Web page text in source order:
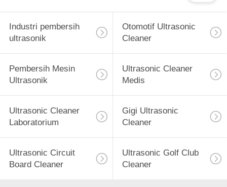
Industri pembersih
ultrasonik
Otomotif Ultrasonic
Cleaner
Pembersih Mesin
Ultrasonik
Ultrasonic Cleaner
Medis
Ultrasonic Cleaner
Laboratorium
Gigi Ultrasonic
Cleaner
Ultrasonic Circuit
Board Cleaner
Ultrasonic Golf Club
Cleaner